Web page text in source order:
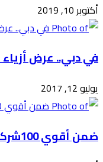
أكتوبر 10, 2019
في دبي.. عرض
يوليو 12, 2017
ضمن أقوي 100شركة عائلية عربية بالشرق الاوسط 2020 .. حذام واريج وريتا